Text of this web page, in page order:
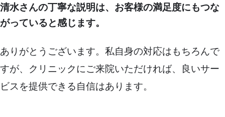
清水さんの丁寧な説明は、お客様の満足度にもつな
がっていると感じます。
ありがとうございます。私自身の対応はもちろんで
すが、クリニックにご来院いただければ、良いサー
ビスを提供できる自信はあります。